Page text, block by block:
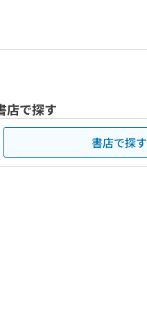
店で探す
書店で探す